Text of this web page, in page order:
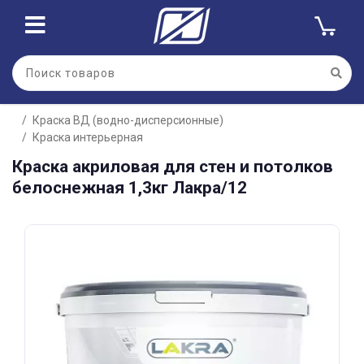
Краска ВД (водно-дисперсионные)
Краска интерьерная
Краска акриловая для стен и потолков
белоснежная 1,3кг Лакра/12
Для клиентов всех банков
Разбейте
оплатуна части
без переплат
Сегодня